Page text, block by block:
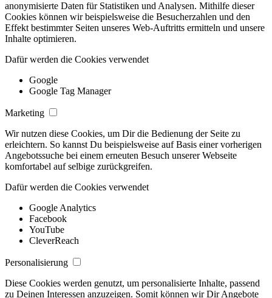
anonymisierte Daten für Statistiken und Analysen. Mithilfe dieser
Cookies können wir beispielsweise die Besucherzahlen und den
Effekt bestimmter Seiten unseres Web-Auftritts ermitteln und unsere
Inhalte optimieren.
Dafür werden die Cookies verwendet
Google
Google Tag Manager
Marketing
Wir nutzen diese Cookies, um Dir die Bedienung der Seite zu
erleichtern. So kannst Du beispielsweise auf Basis einer vorherigen
Angebotssuche bei einem erneuten Besuch unserer Webseite
komfortabel auf selbige zurückgreifen.
Dafür werden die Cookies verwendet
Google Analytics
Facebook
YouTube
CleverReach
Personalisierung
Diese Cookies werden genutzt, um personalisierte Inhalte, passend
zu Deinen Interessen anzuzeigen. Somit können wir Dir Angebote